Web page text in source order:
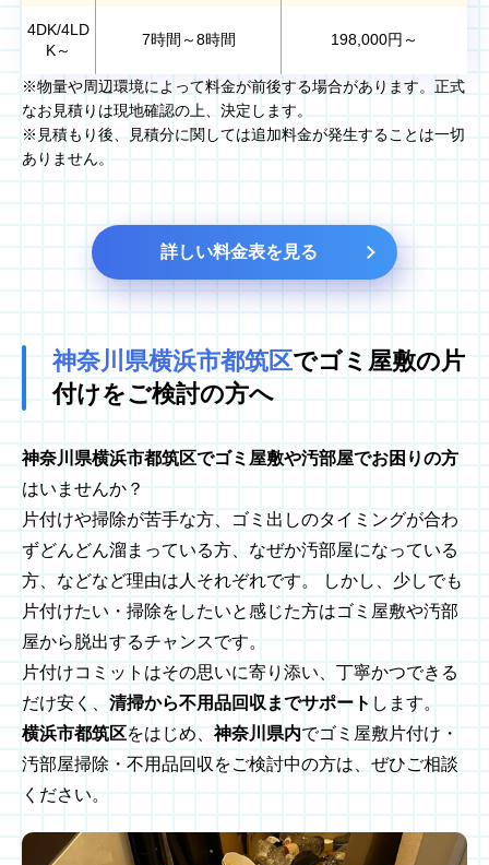
4DK/4LD
K～
7時間～8時間 198,000円～
※物量や周辺環境によって料金が前後する場合があります。正式
なお見積りは現地確認の上、決定します。
※見積もり後、見積分に関しては追加料金が発生することは一切
ありません。
詳しい料金表を見る
神奈川県横浜市都筑区でゴミ屋敷の片
付けをご検討の方へ
神奈川県横浜市都筑区でゴミ屋敷や汚部屋でお困りの方
はいませんか？
片付けや掃除が苦手な方、ゴミ出しのタイミングが合わ
ずどんどん溜まっている方、なぜか汚部屋になっている
方、などなど理由は人それぞれです。 しかし、少しでも
片付けたい・掃除をしたいと感じた方はゴミ屋敷や汚部
屋から脱出するチャンスです。
片付けコミットはその思いに寄り添い、丁寧かつできる
だけ安く、 清掃から不用品回収までサポート します。
横浜市都筑区をはじめ、神奈川県内でゴミ屋敷片付け・
汚部屋掃除・不用品回収をご検討中の方は、ぜひご相談
ください。